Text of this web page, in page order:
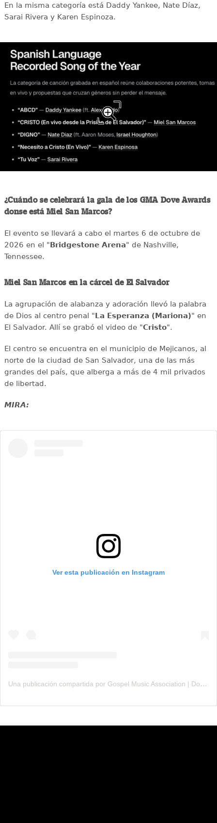
En la misma categoría está Daddy Yankee, Nate Díaz,
Sarai Rivera y Karen Espinoza.
¿Cuándo se celebrará la gala de los GMA Dove Awards
donse está Miel San Marcos?
El evento se llevará a cabo el martes 6 de octubre de
2026 en el "Bridgestone Arena" de Nashville,
Tennessee.
Miel San Marcos en la cárcel de El Salvador
La agrupación de alabanza y adoración llevó la palabra
de Dios al centro penal "La Esperanza (Mariona)" en
El Salvador. Allí se grabó el video de "Cristo".
El centro se encuentra en el municipio de Mejicanos, al
norte de la ciudad de San Salvador, una de las más
grandes del país, que alberga a más de 4 mil privados
de libertad.
MIRA:
Ver esta publicación en Instagram
Una publicación compartida por Gospel Music Association | Dove Awards (@gmadoveawards)